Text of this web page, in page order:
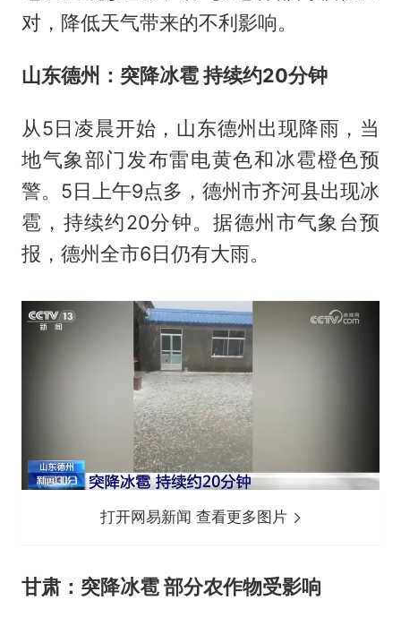
对，降低天气带来的不利影响。
山东德州：突降冰雹 持续约20分钟
从5日凌晨开始，山东德州出现降雨，当
地气象部门发布雷电黄色和冰雹橙色预
警。5日上午9点多，德州市齐河县出现冰
雹，持续约20分钟。据德州市气象台预
报，德州全市6日仍有大雨。
打开网易新闻 查看更多图片
甘肃：突降冰雹 部分农作物受影响